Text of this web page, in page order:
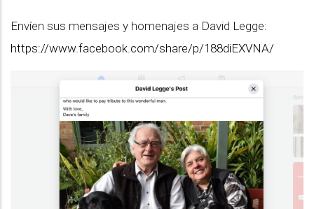
Envíen sus mensajes y homenajes a David Legge:
https://www.facebook.com/share/p/188diEXVNA/